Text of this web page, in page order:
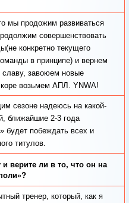
мы продожим развиваться
совершенствовать
конкретно текущего
в принципе) и вернем
завоюем новые
возьмем АПЛ. YNWA!
сезоне надеюсь на какой-
ближайшие 2-3 года
будет побеждать всех и
титулов.
верите ли в то, что он на
тренер, который, как я